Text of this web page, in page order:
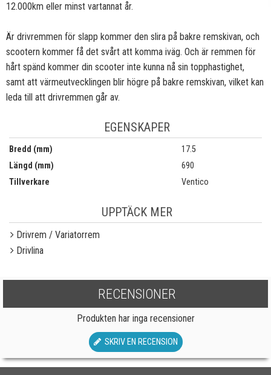
12.000km eller minst vartannat år.
Är drivremmen för slapp kommer den slira på bakre remskivan, och
scootern kommer få det svårt att komma iväg. Och är remmen för
hårt spänd kommer din scooter inte kunna nå sin topphastighet,
samt att värmeutvecklingen blir högre på bakre remskivan, vilket kan
leda till att drivremmen går av.
EGENSKAPER
Bredd (mm)
17.5
Längd (mm)
690
Tillverkare
Ventico
UPPTÄCK MER
Drivrem / Variatorrem
Drivlina
RECENSIONER
Produkten har inga recensioner
SKRIV EN RECENSION